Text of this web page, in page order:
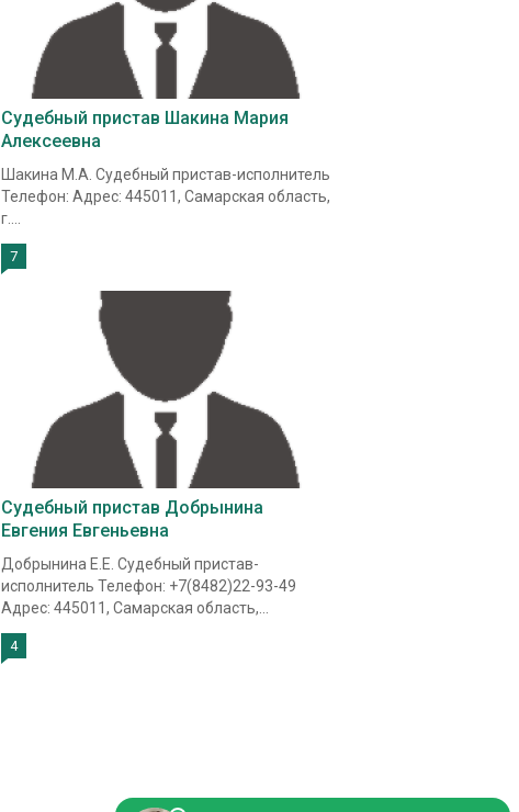
Судебный пристав Шакина Мария
Алексеевна
Шакина М.А. Судебный пристав-исполнитель
Телефон: Адрес: 445011, Самарская область,
г....
7
Судебный пристав Добрынина
Евгения Евгеньевна
Добрынина Е.Е. Судебный пристав-
исполнитель Телефон: +7(8482)22-93-49
Адрес: 445011, Самарская область,...
4